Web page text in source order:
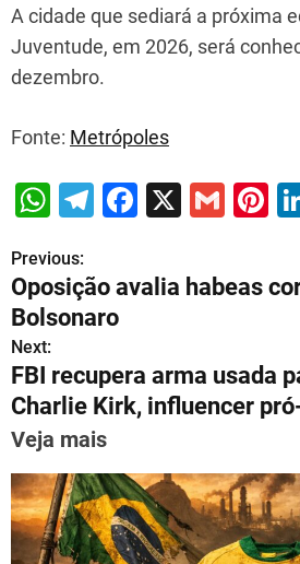
A cidade que sediará a próxima
Juventude, em 2026, será
dezembro.
Fonte: Metrópoles
W
at
s
A
p
p
T
e
gr
a
m
F
c
e
o
o
X
G
l
Pi
e
P
o
s
t
n
a
v
i
Previous:
Oposição avalia habeas
Bolsonaro
Next:
FBI recupera arma usada
Charlie Kirk, influencer
Veja mais